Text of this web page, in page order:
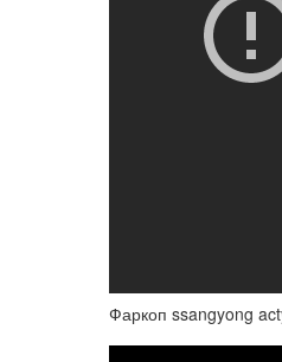
Фаркоп ssangyong